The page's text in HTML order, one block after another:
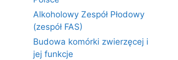
Alkoholowy Zespół Płodowy
(zespół FAS)
Budowa komórki zwierzęcej i
jej funkcje